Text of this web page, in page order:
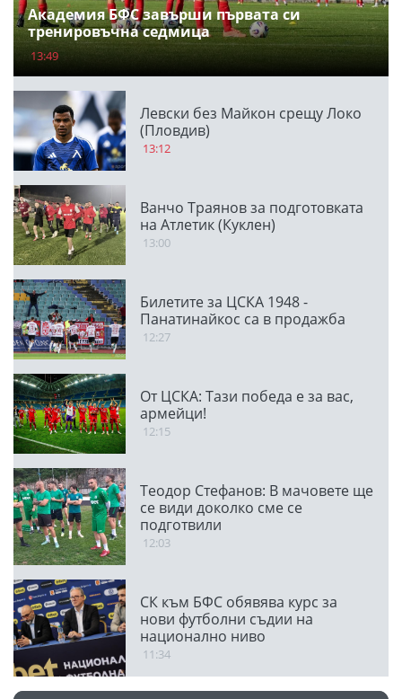
Академия БФС завърши първата си
тренировъчна седмица
13:49
Левски без Майкон срещу Локо
(Пловдив)
13:12
Ванчо Траянов за подготовката
на Атлетик (Куклен)
13:00
Билетите за ЦСКА 1948 -
Панатинайкос са в продажба
12:27
От ЦСКА: Тази победа е за вас,
армейци!
12:15
Теодор Стефанов: В мачовете ще
се види доколко сме се
подготвили
12:03
СК към БФС обявява курс за
нови футболни съдии на
национално ниво
11:34